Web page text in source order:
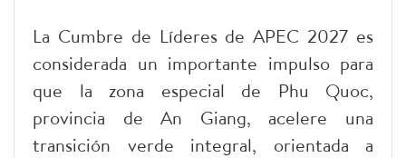
La Cumbre de Líderes de APEC 2027 es
considerada un importante impulso para
que la zona especial de Phu Quoc,
provincia de An Giang, acelere una
transición verde integral, orientada a